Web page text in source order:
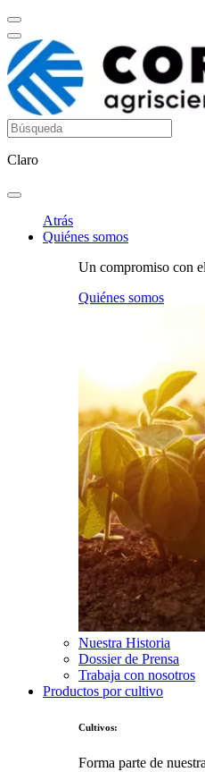
Claro
Atrás
Quiénes somos
Un compromiso con
Quiénes somos
Nuestra Historia
Dossier de Prensa
Trabaja con nosotros
Productos por cultivo
Cultivos:
Forma parte de